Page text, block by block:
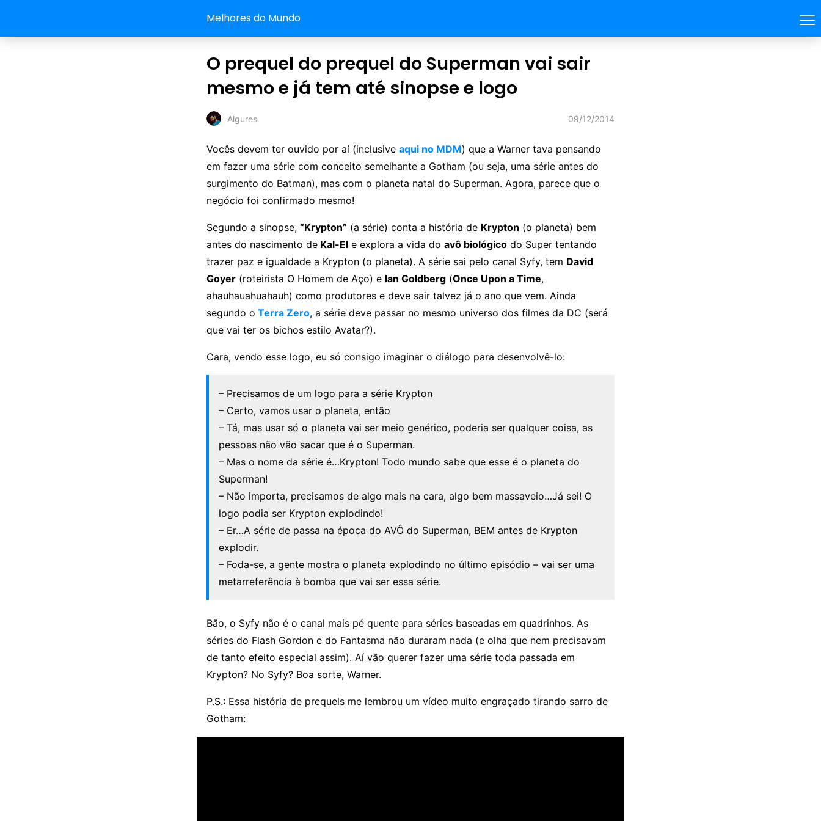
Melhores do Mundo
O prequel do prequel do Superman vai sair
mesmo e já tem até sinopse e logo
Algures 09/12/2014
Vocês devem ter ouvido por aí (inclusive aqui no MDM) que a Warner tava pensando
em fazer uma série com conceito semelhante a Gotham (ou seja, uma série antes do
surgimento do Batman), mas com o planeta natal do Superman. Agora, parece que o
negócio foi confirmado mesmo!
Segundo a sinopse, “Krypton” (a série) conta a história de Krypton (o planeta) bem
antes do nascimento de Kal-El e explora a vida do avô biológico do Super tentando
trazer paz e igualdade a Krypton (o planeta). A série sai pelo canal Syfy, tem David
Goyer (roteirista O Homem de Aço) e Ian Goldberg (Once Upon a Time,
ahauhauahuahauh) como produtores e deve sair talvez já o ano que vem. Ainda
segundo o Terra Zero, a série deve passar no mesmo universo dos filmes da DC (será
que vai ter os bichos estilo Avatar?).
Cara, vendo esse logo, eu só consigo imaginar o diálogo para desenvolvê-lo:
– Precisamos de um logo para a série Krypton
– Certo, vamos usar o planeta, então
– Tá, mas usar só o planeta vai ser meio genérico, poderia ser qualquer coisa, as
pessoas não vão sacar que é o Superman.
– Mas o nome da série é…Krypton! Todo mundo sabe que esse é o planeta do
Superman!
– Não importa, precisamos de algo mais na cara, algo bem massaveio…Já sei! O
logo podia ser Krypton explodindo!
– Er…A série de passa na época do AVÔ do Superman, BEM antes de Krypton
explodir.
– Foda-se, a gente mostra o planeta explodindo no último episódio – vai ser uma
metarreferência à bomba que vai ser essa série.
Bão, o Syfy não é o canal mais pé quente para séries baseadas em quadrinhos. As
séries do Flash Gordon e do Fantasma não duraram nada (e olha que nem precisavam
de tanto efeito especial assim). Aí vão querer fazer uma série toda passada em
Krypton? No Syfy? Boa sorte, Warner.
P.S.: Essa história de prequels me lembrou um vídeo muito engraçado tirando sarro de
Gotham: